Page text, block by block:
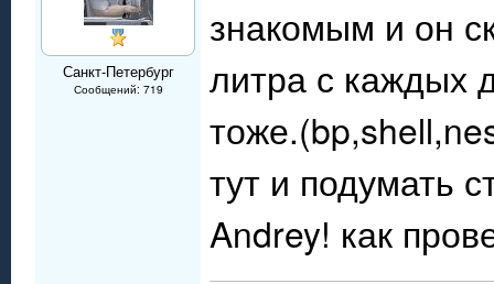
Санкт-Петербург
Сообщений: 719
знакомым и он
литра с каждых
тут и подумать
Andrey! как